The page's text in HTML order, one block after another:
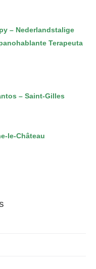
– Nederlandstalige
Terapeuta
– Saint-Gilles
le-Château